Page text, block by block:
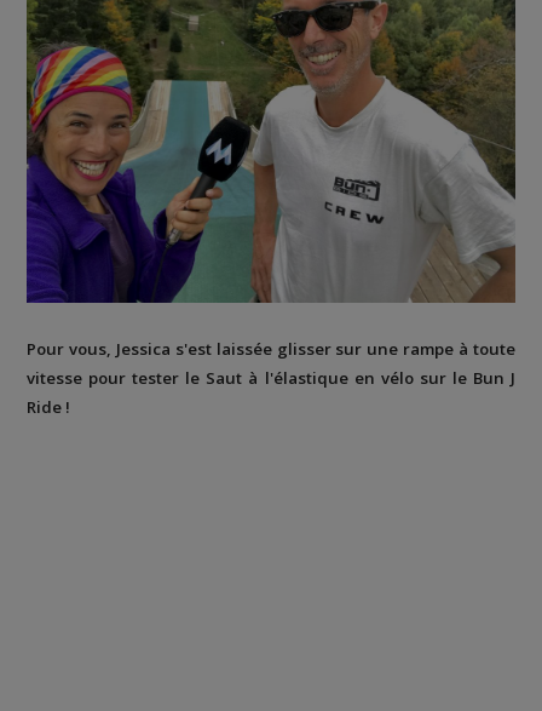
Pour vous, Jessica s'est laissée glisser sur une rampe à toute
vitesse pour tester le Saut à l'élastique en vélo sur le Bun J
Ride !